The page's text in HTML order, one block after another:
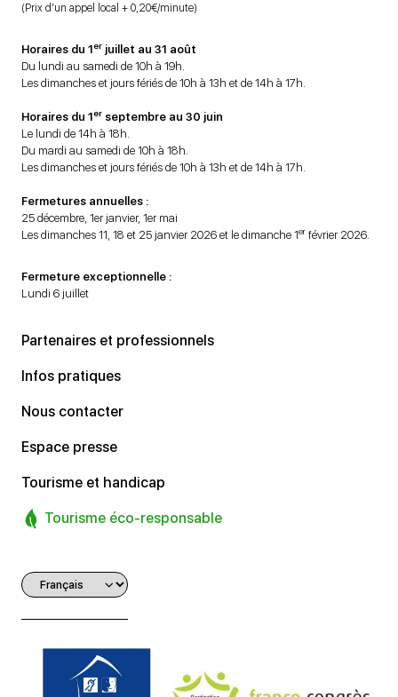
(Prix d’un appel local + 0,20€/minute)
Horaires du 1er juillet au 31 août
Du lundi au samedi de 10h à 19h.
Les dimanches et jours fériés de 10h à 13h et de 14h à 17h.
Horaires du 1er septembre au 30 juin
Le lundi de 14h à 18h.
Du mardi au samedi de 10h à 18h.
Les dimanches et jours fériés de 10h à 13h et de 14h à 17h.
Fermetures annuelles :
25 décembre, 1er janvier, 1er mai
Les dimanches 11, 18 et 25 janvier 2026 et le dimanche 1er février 2026.
Fermeture exceptionnelle :
Lundi 6 juillet
Partenaires et professionnels
Infos pratiques
Nous contacter
Espace presse
Tourisme et handicap
Tourisme éco-responsable